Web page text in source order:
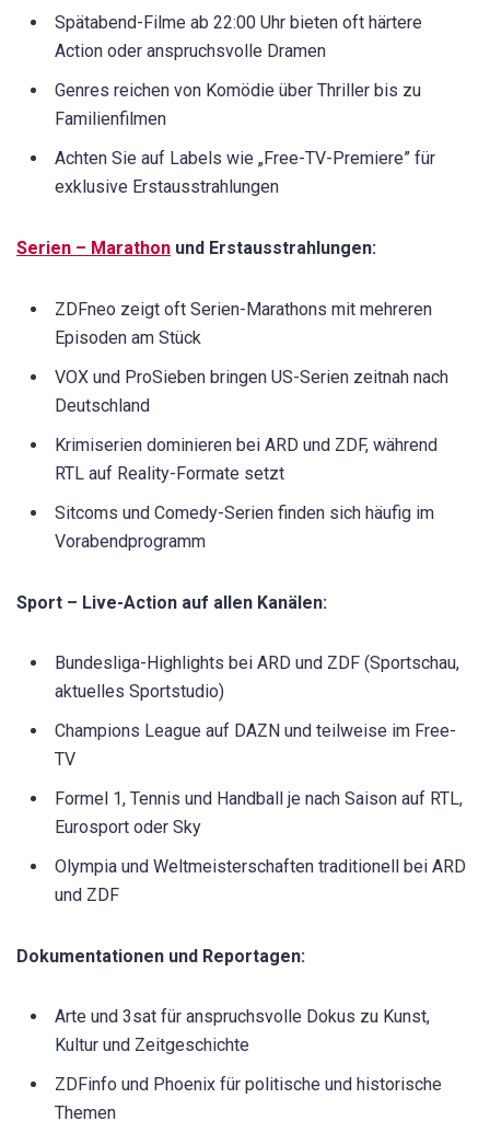
Spätabend-Filme ab 22:00 Uhr bieten oft härtere
Action oder anspruchsvolle Dramen
Genres reichen von Komödie über Thriller bis zu
Familienfilmen
Achten Sie auf Labels wie „Free-TV-Premiere” für
exklusive Erstausstrahlungen
Serien – Marathon und Erstausstrahlungen:
ZDFneo zeigt oft Serien-Marathons mit mehreren
Episoden am Stück
VOX und ProSieben bringen US-Serien zeitnah nach
Deutschland
Krimiserien dominieren bei ARD und ZDF, während
RTL auf Reality-Formate setzt
Sitcoms und Comedy-Serien finden sich häufig im
Vorabendprogramm
Sport – Live-Action auf allen Kanälen:
Bundesliga-Highlights bei ARD und ZDF (Sportschau,
aktuelles Sportstudio)
Champions League auf DAZN und teilweise im Free-
TV
Formel 1, Tennis und Handball je nach Saison auf RTL,
Eurosport oder Sky
Olympia und Weltmeisterschaften traditionell bei ARD
und ZDF
Dokumentationen und Reportagen:
Arte und 3sat für anspruchsvolle Dokus zu Kunst,
Kultur und Zeitgeschichte
ZDFinfo und Phoenix für politische und historische
Themen